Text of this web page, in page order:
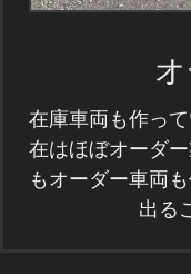
在庫車両も作っ
在はほぼオーダ
もオーダー車両
出る